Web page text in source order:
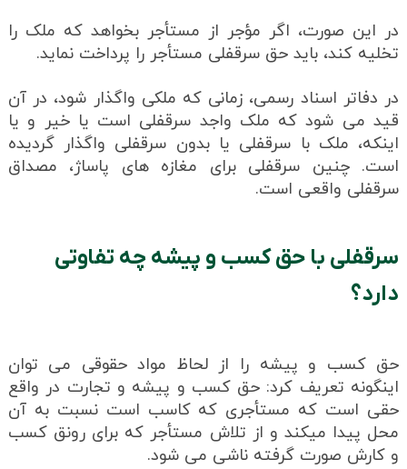
در این صورت، اگر مؤجر از مستأجر بخواهد که ملک را
تخلیه کند، باید حق سرقفلی مستأجر را پرداخت نماید.
در دفاتر اسناد رسمی، زمانی که ملکی واگذار شود، در آن
قید می شود که ملک واجد سرقفلی است یا خیر و یا
اینکه، ملک با سرقفلی یا بدون سرقفلی واگذار گردیده
است. چنین سرقفلی برای مغازه های پاساژ، مصداق
سرقفلی واقعی است.
سرقفلی با حق کسب و پیشه چه تفاوتی
دارد؟
حق کسب و پیشه را از لحاظ مواد حقوقی می توان
اینگونه تعریف کرد: حق کسب و پیشه و تجارت در واقع
حقی است که مستأجری که کاسب است نسبت به آن
محل پیدا میکند و از تلاش مستأجر که برای رونق کسب
و کارش صورت گرفته ناشی می شود.